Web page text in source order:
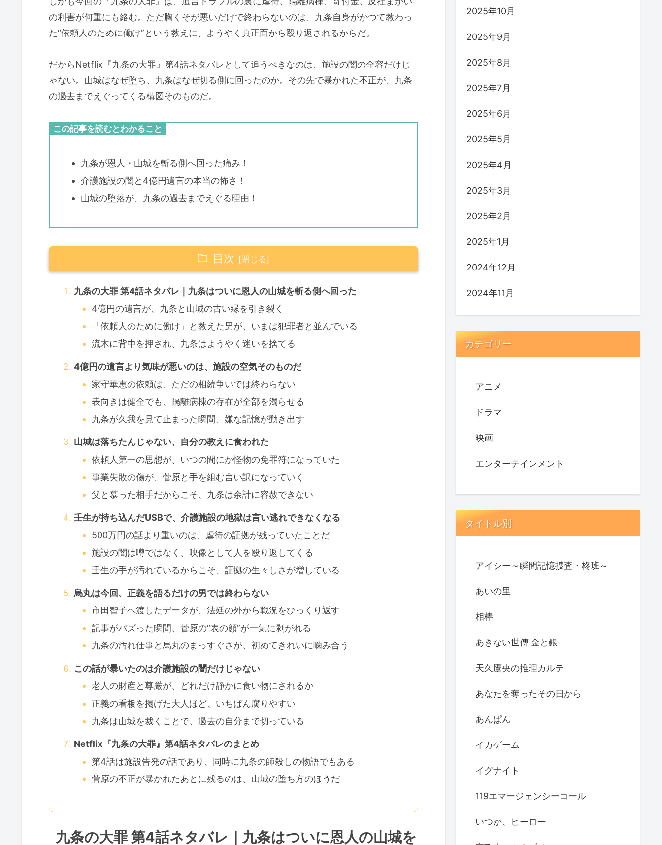
の利害が何重にも絡む。ただ胸くそが悪いだけで終わらないのは、九条自身がかつて教わっ
た“依頼人のために働け”という教えに、ようやく真正面から殴り返されるからだ。
だからNetflix『九条の大罪』第4話ネタバレとして追うべきなのは、施設の闇の全容だけじ
ゃない。山城はなぜ堕ち、九条はなぜ切る側に回ったのか。その先で暴かれた不正が、九条
の過去までえぐってくる構図そのものだ。
この記事を読むとわかること
九条が恩人・山城を斬る側へ回った痛み！
介護施設の闇と4億円遺言の本当の怖さ！
山城の堕落が、九条の過去までえぐる理由！
目次
九条の大罪 第4話ネタバレ｜九条はついに恩人の山城を斬る側へ回った
4億円の遺言が、九条と山城の古い縁を引き裂く
「依頼人のために働け」と教えた男が、いまは犯罪者と並んでいる
流木に背中を押され、九条はようやく迷いを捨てる
4億円の遺言より気味が悪いのは、施設の空気そのものだ
家守華恵の依頼は、ただの相続争いでは終わらない
表向きは健全でも、隔離病棟の存在が全部を濁らせる
九条が久我を見て止まった瞬間、嫌な記憶が動き出す
山城は落ちたんじゃない、自分の教えに食われた
依頼人第一の思想が、いつの間にか怪物の免罪符になっていた
事業失敗の傷が、菅原と手を組む言い訳になっていく
父と慕った相手だからこそ、九条は余計に容赦できない
壬生が持ち込んだUSBで、介護施設の地獄は言い逃れできなくなる
500万円の話より重いのは、虐待の証拠が残っていたことだ
施設の闇は噂ではなく、映像として人を殴り返してくる
壬生の手が汚れているからこそ、証拠の生々しさが増している
烏丸は今回、正義を語るだけの男では終わらない
市田智子へ渡したデータが、法廷の外から戦況をひっくり返す
記事がバズった瞬間、菅原の“表の顔”が一気に剥がれる
九条の汚れ仕事と烏丸のまっすぐさが、初めてきれいに噛み合う
この話が暴いたのは介護施設の闇だけじゃない
老人の財産と尊厳が、どれだけ静かに食い物にされるか
正義の看板を掲げた大人ほど、いちばん腐りやすい
九条は山城を裁くことで、過去の自分まで切っている
Netflix『九条の大罪』第4話ネタバレのまとめ
第4話は施設告発の話であり、同時に九条の師殺しの物語でもある
菅原の不正が暴かれたあとに残るのは、山城の堕ち方のほうだ
九条の大罪 第4話ネタバレ｜九条はついに恩人の山城を
2025年10月
2025年9月
2025年8月
2025年7月
2025年6月
2025年5月
2025年4月
2025年3月
2025年2月
2025年1月
2024年12月
2024年11月
カテゴリー
アニメ
ドラマ
映画
エンターテインメント
タイトル別
アイシー～瞬間記憶捜査・柊班～
あいの里
相棒
あきない世傳 金と銀
天久鷹央の推理カルテ
あなたを奪ったその日から
あんぱん
イカゲーム
イグナイト
119エマージェンシーコール
いつか、ヒーロー